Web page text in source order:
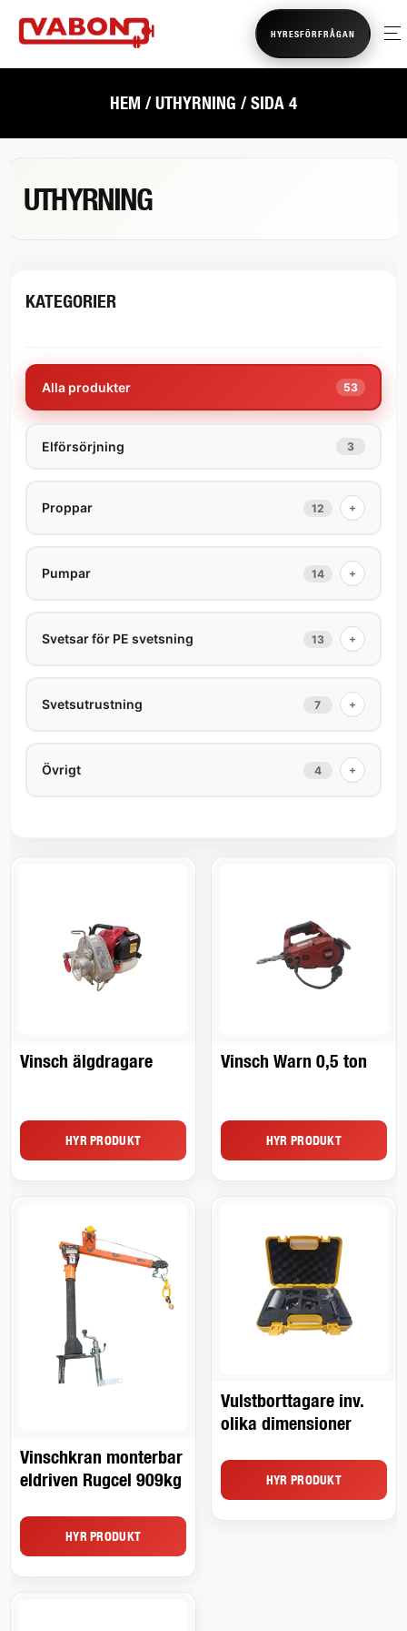
HYRESFÖRFRÅGAN
HEM /UTHYRNING / SIDA 4
UTHYRNING
KATEGORIER
Alla produkter 53
Elförsörjning 3
Proppar 12 +
Pumpar 14 +
Svetsar för PE svetsning 13 +
Svetsutrustning 7 +
Övrigt 4 +
Vinsch älgdragare
HYR PRODUKT
Vinsch Warn 0,5 ton
HYR PRODUKT
Vinschkran monterbar
eldriven Rugcel 909kg
HYR PRODUKT
Vulstborttagare inv.
olika dimensioner
HYR PRODUKT